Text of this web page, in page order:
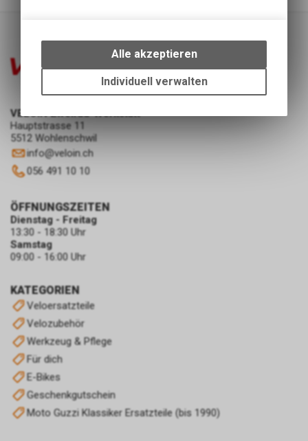
VELOIN Zweirad-Werkstatt
Hauptstrasse 11
5512 Wohlenschwil
info@veloin.ch
056 491 10 10
KATEGORIEN
Veloersatzteile
Velozubehör
Werkzeug & Pflege
Für dich
E-Bikes
Geschenkgutschein
Moto Guzzi Klassiker Ersatzteile (bis 1990)
ÖFFNUNGSZEITEN
Dienstag - Freitag
13:30 - 18:30 Uhr
Samstag
09:00 - 16:00 Uhr
bestimmte Interaktionen und
Einstellungen auf Ihrem Gerät,
um die grundlegenden
Funktionen unseres Online-
des Warenkorbs, zu
Alle akzeptieren
Individuell verwalten